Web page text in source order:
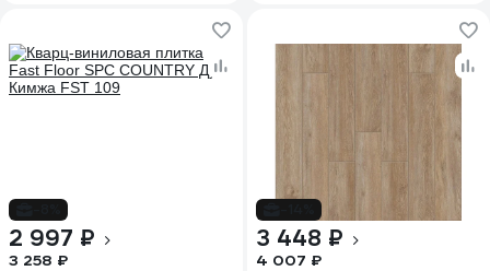
2 997 ₽
3 258 ₽
3 448 ₽
4 007 ₽